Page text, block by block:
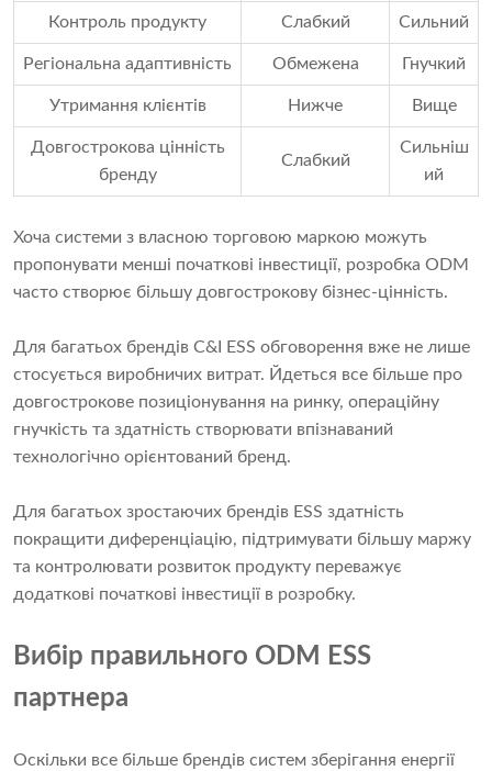
Контроль продукту Слабкий Сильний
Регіональна адаптивність Обмежена Гнучкий
Утримання клієнтів Нижче Вище
Довгострокова цінність
бренду
Слабкий
Сильніш
ий
Хоча системи з власною торговою маркою можуть
пропонувати менші початкові інвестиції, розробка ODM
часто створює більшу довгострокову бізнес-цінність.
Для багатьох брендів C&I ESS обговорення вже не лише
стосується виробничих витрат. Йдеться все більше про
довгострокове позиціонування на ринку, операційну
гнучкість та здатність створювати впізнаваний
технологічно орієнтований бренд.
Для багатьох зростаючих брендів ESS здатність
покращити диференціацію, підтримувати більшу маржу
та контролювати розвиток продукту переважує
додаткові початкові інвестиції в розробку.
Вибір правильного ODM ESS
партнера
Оскільки все більше брендів систем зберігання енергії